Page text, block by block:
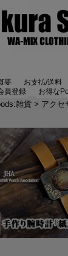
要 お支払/送料
員登録 お得な
雑貨 > アクセ